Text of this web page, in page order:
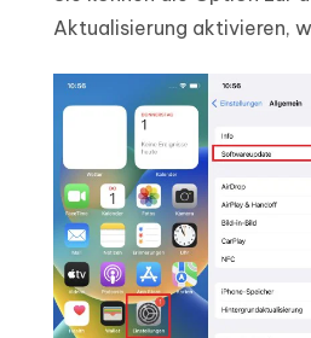
Aktualisierung aktivieren,